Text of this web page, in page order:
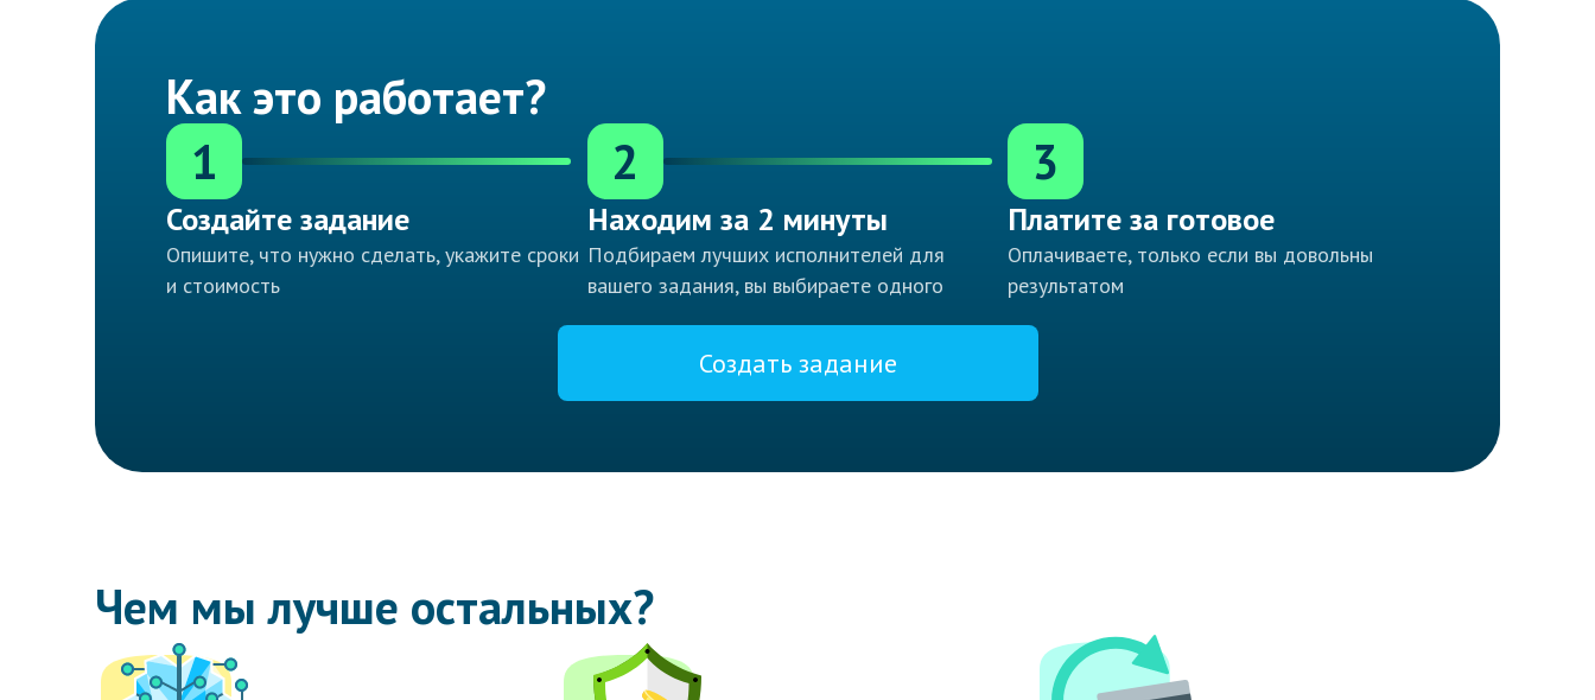
Как это работает?
1
Создайте задание
Опишите, что нужно сделать, укажите сроки
и стоимость
2
Находим за 2 минуты
Подбираем лучших исполнителей для
вашего задания, вы выбираете одного
3
Платите за готовое
Оплачиваете, только если вы довольны
результатом
Создать задание
Чем мы лучше остальных?